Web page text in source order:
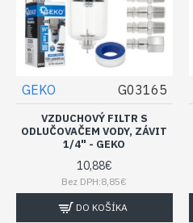
GEKO G03165
VZDUCHOVÝ FILTR S
ODLUČOVAČEM VODY, ZÁVIT
1/4" - GEKO
10,88€
Bez DPH:8,85€
DO KOŠÍKA